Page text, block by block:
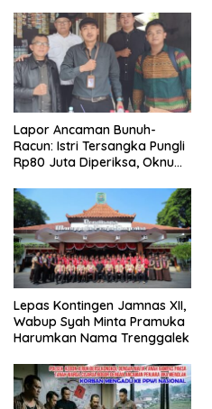
Lapor Ancaman Bunuh-
Racun: Istri Tersangka Pungli
Rp80 Juta Diperiksa, Oknum
Disdagperin
Lepas Kontingen Jamnas XII,
Wabup Syah Minta Pramuka
Harumkan Nama Trenggalek